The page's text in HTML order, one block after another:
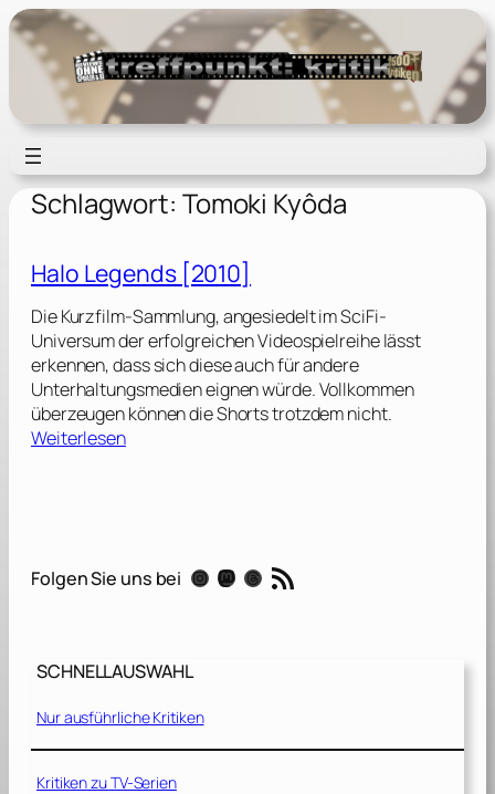
Zum
Inhalt
springen
Schlagwort: Tomoki Kyôda
Halo Legends [2010]
Die Kurzfilm-Sammlung, angesiedelt im SciFi-
Universum der erfolgreichen Videospielreihe lässt
erkennen, dass sich diese auch für andere
Unterhaltungsmedien eignen würde. Vollkommen
überzeugen können die Shorts trotzdem nicht.
Weiterlesen:
e
d
[
2
0
Folgen Sie uns bei Instagram Mastodon Threads RSS-Feed
SCHNELLAUSWAHL
Nur ausführliche Kritiken
Kritiken zu TV-Serien